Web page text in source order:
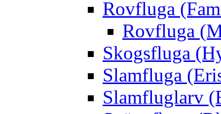
Rovfluga
Rovfluga
Skogsfluga
Slamfluga
Slamfluglarv